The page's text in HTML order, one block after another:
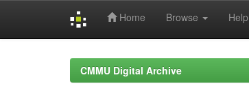
Home Browse Help
CMMU Digital Archive